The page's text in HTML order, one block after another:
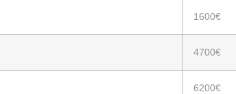
1600€
4700€
6200€